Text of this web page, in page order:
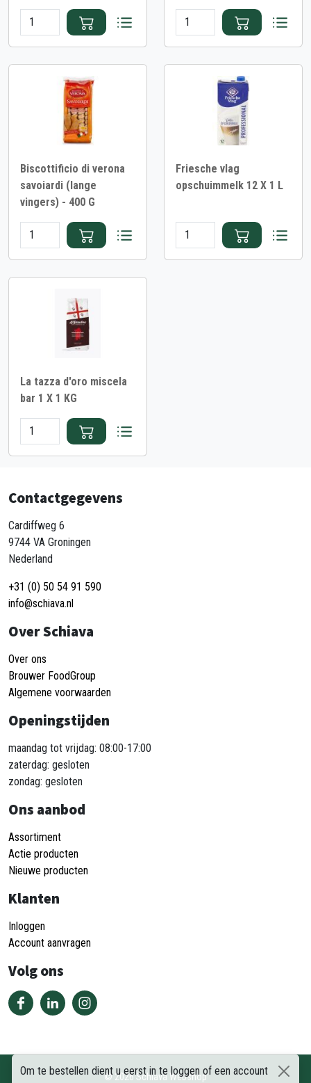
Biscottificio di verona
savoiardi (lange
vingers) - 400 G
Friesche vlag
opschuimmelk 12 X 1 L
La tazza d'oro miscela
bar 1 X 1 KG
Om te bestellen dient u eerst in te loggen of een account
Contactgegevens
Cardiffweg 6
9744 VA Groningen
Nederland
+31 (0) 50 54 91 590
info@schiava.nl
Over Schiava
Over ons
Brouwer FoodGroup
Algemene voorwaarden
Openingstijden
maandag tot vrijdag: 08:00-17:00
zaterdag: gesloten
zondag: gesloten
Ons aanbod
Assortiment
Actie producten
Nieuwe producten
Klanten
Inloggen
Account aanvragen
Volg ons
©2026Schiava Webshop